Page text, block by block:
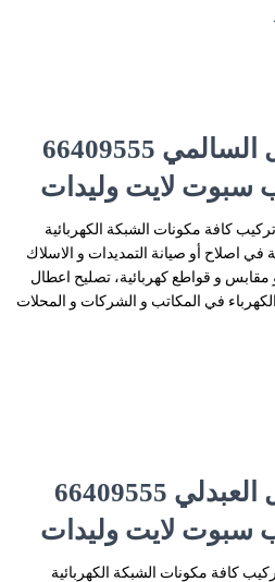
فني كهربائي منازل السالمي 66409555
سبوت لايت وليدات
كافة مكونات الشبكة الكهربائية
في اصلاح أو صيانة التمديدات و الاسلاك
مقابس و قواطع كهربائية، تصليح اعطال
في المكاتب و الشركات و المحلات
فني كهربائي منازل العبدلي 66409555
سبوت لايت وليدات
كافة مكونات الشبكة الكهربائية